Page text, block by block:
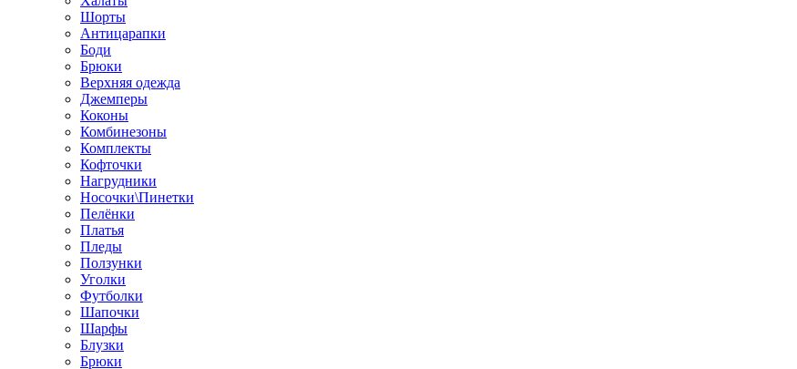
Шорты
Антицарапки
Боди
Брюки
Верхняя одежда
Джемперы
Коконы
Комбинезоны
Комплекты
Кофточки
Нагрудники
Носочки\Пинетки
Пелёнки
Платья
Пледы
Ползунки
Уголки
Футболки
Шапочки
Шарфы
Блузки
Брюки